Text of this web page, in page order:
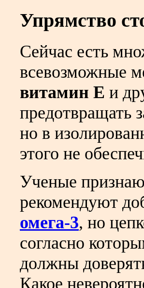
Упрямство
Сейчас есть
всевозможные
витамин E и
предотвращать
но в
этого не
Ученые
рекомендуют
омега-3, но
согласно
должны
Какое